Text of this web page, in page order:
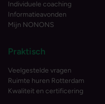
Individuele coaching
Informatieavonden
Mijn NONONS
Praktisch
Veelgestelde vragen
Ruimte huren Rotterdam
Kwaliteit en certificering